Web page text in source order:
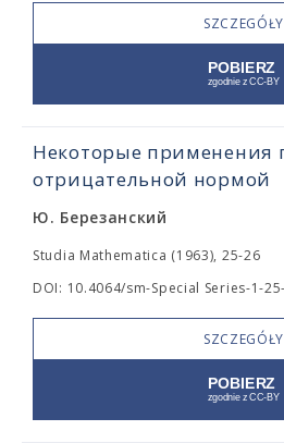
SZCZEGÓŁY
Некоторые применения
отрицательной нормой
Ю. Березанский
Studia Mathematica (1963), 25-26
DOI: 10.4064/sm-Special Series-1-
SZCZEGÓŁY